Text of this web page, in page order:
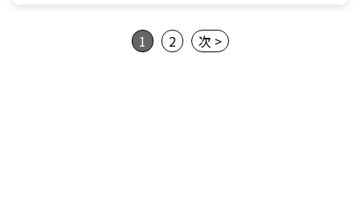
1 2 次 >